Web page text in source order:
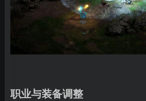
职业与装备调整